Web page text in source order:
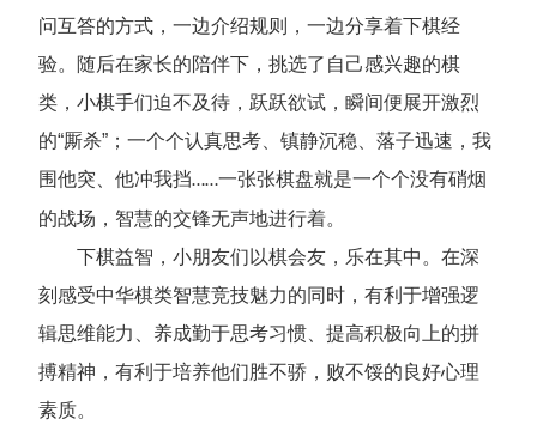
问互答的方式，一边介绍规则，一边分享着下棋经
验。随后在家长的陪伴下，挑选了自己感兴趣的棋
类，小棋手们迫不及待，跃跃欲试，瞬间便展开激烈
的“厮杀”；一个个认真思考、镇静沉稳、落子迅速，我
围他突、他冲我挡……一张张棋盘就是一个个没有硝烟
的战场，智慧的交锋无声地进行着。
下棋益智，小朋友们以棋会友，乐在其中。在深
刻感受中华棋类智慧竞技魅力的同时，有利于增强逻
辑思维能力、养成勤于思考习惯、提高积极向上的拼
搏精神，有利于培养他们胜不骄，败不馁的良好心理
素质。